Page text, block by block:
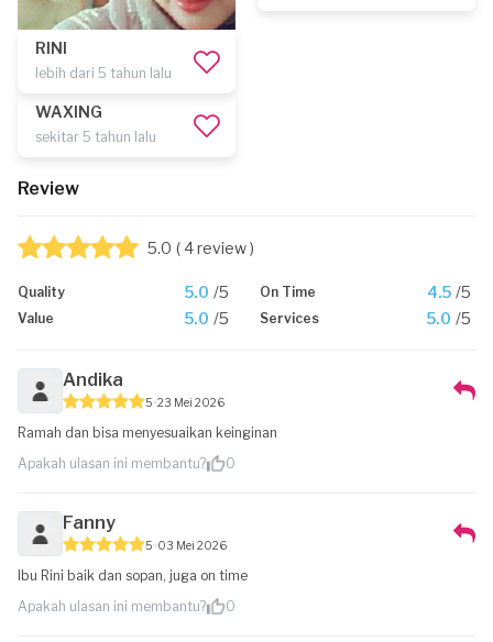
RINI
lebih dari 5 tahun lalu
WAXING
sekitar 5 tahun lalu
Review
5.0 ( 4 review )
Quality 5.0 /5 On Time 4.5 /5
Value 5.0 /5 Services 5.0 /5
Andika
5 23 Mei 2026
Ramah dan bisa menyesuaikan keinginan
Apakah ulasan ini membantu?
0
Fanny
5 03 Mei 2026
Ibu Rini baik dan sopan, juga on time
Apakah ulasan ini membantu?
0